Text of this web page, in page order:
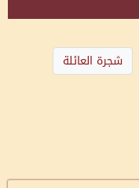
شجرة العائلة